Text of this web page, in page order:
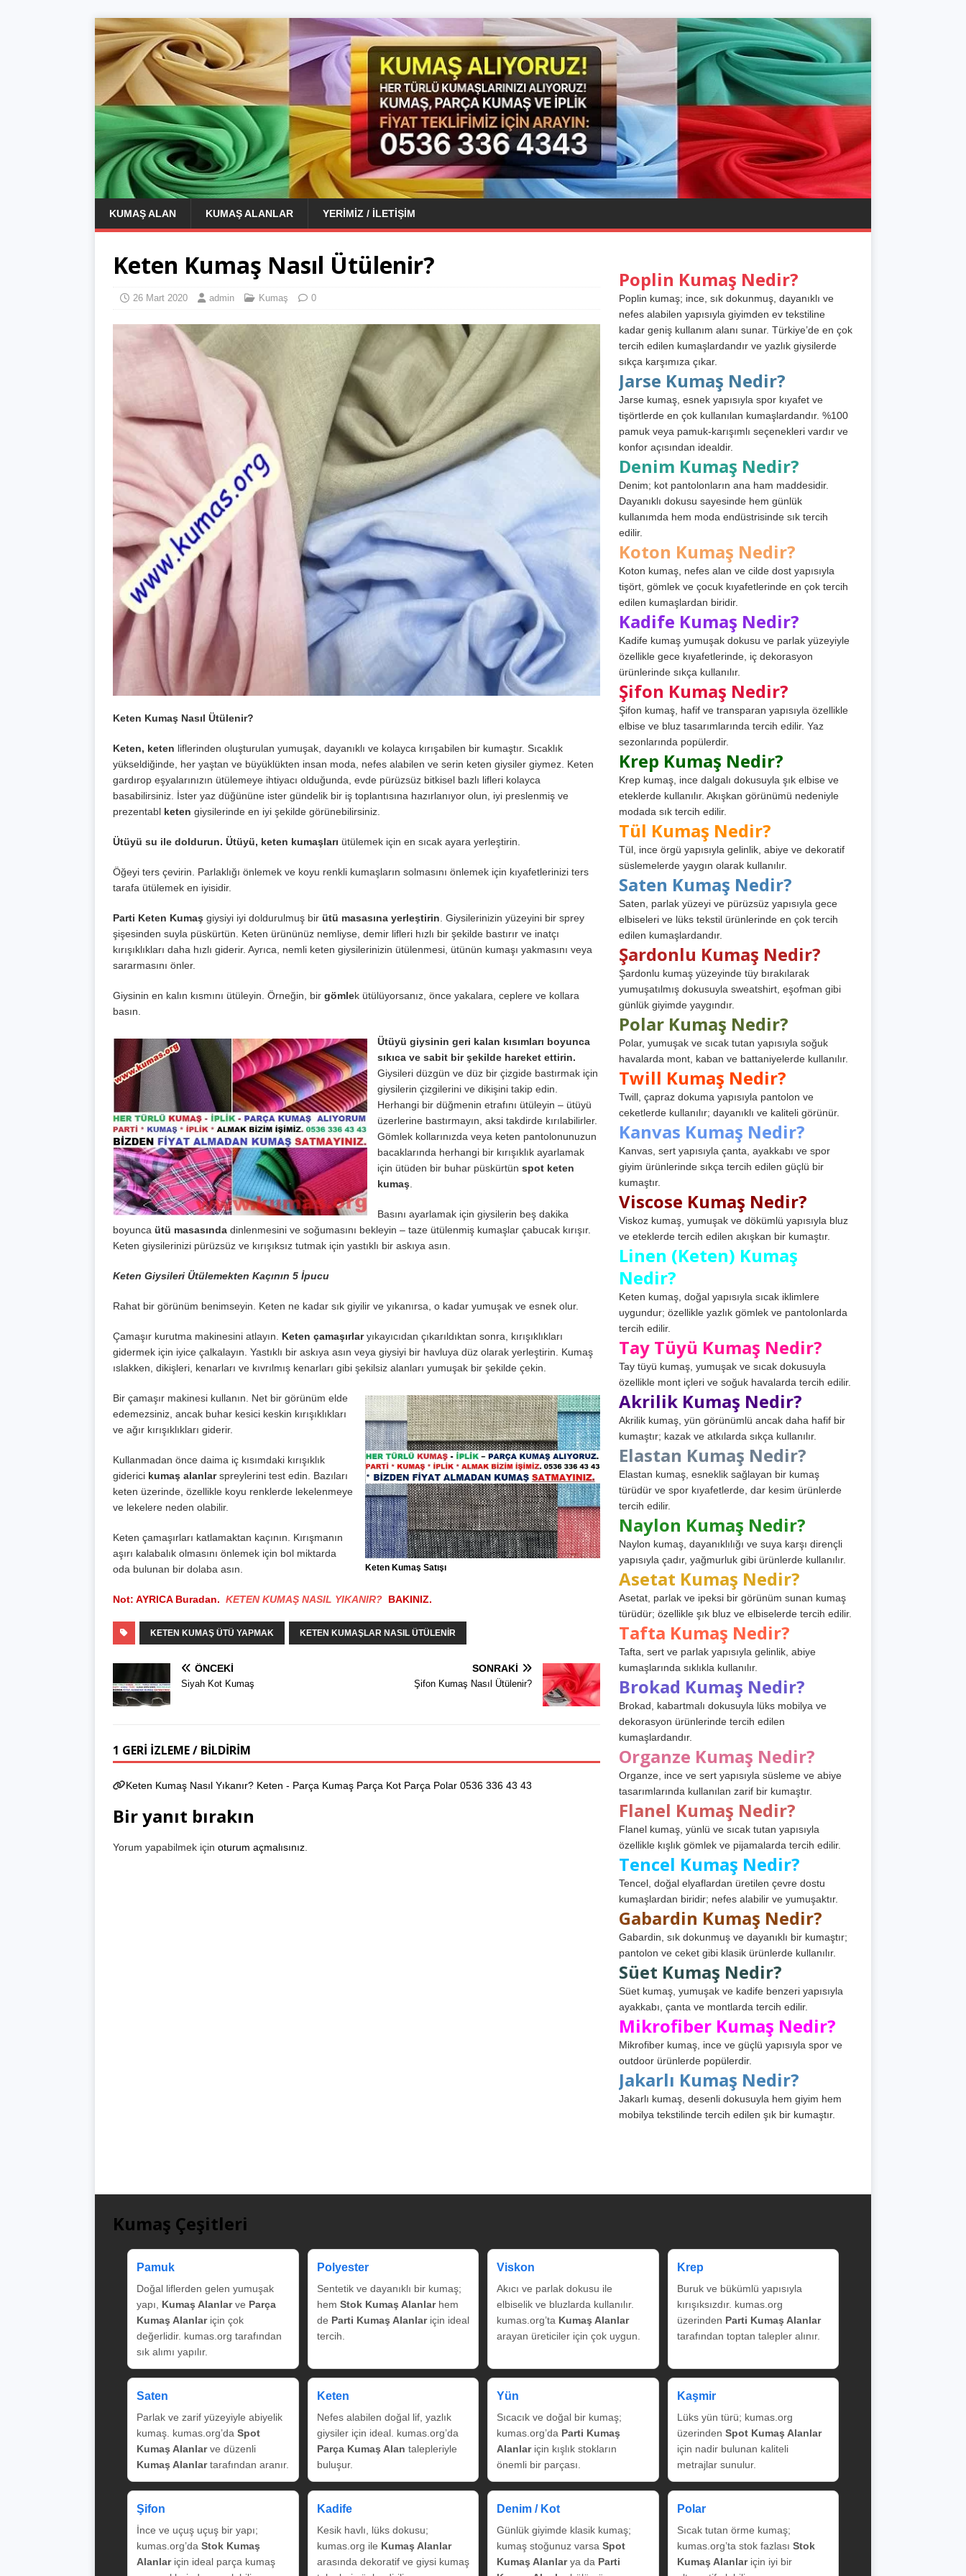
KUMAŞ ALAN KUMAŞ ALANLAR YERIMIZ / İLETIŞIM
Keten Kumaş Nasıl Ütülenir?
26 Mart 2020 admin Kumaş 0
Keten Kumaş Nasıl Ütülenir?
Keten, keten liflerinden oluşturulan yumuşak, dayanıklı ve kolayca kırışabilen bir kumaştır. Sıcaklık
yükseldiğinde, her yaştan ve büyüklükten insan moda, nefes alabilen ve serin keten giysiler giymez. Keten
gardırop eşyalarınızın ütülemeye ihtiyacı olduğunda, evde pürüzsüz bitkisel bazlı lifleri kolayca
basabilirsiniz. İster yaz düğününe ister gündelik bir iş toplantısına hazırlanıyor olun, iyi preslenmiş ve
prezentabl keten giysilerinde en iyi şekilde görünebilirsiniz.
Ütüyü su ile doldurun. Ütüyü, keten kumaşları ütülemek için en sıcak ayara yerleştirin.
Öğeyi ters çevirin. Parlaklığı önlemek ve koyu renkli kumaşların solmasını önlemek için kıyafetlerinizi ters
tarafa ütülemek en iyisidir.
Parti Keten Kumaş giysiyi iyi doldurulmuş bir ütü masasına yerleştirin . Giysilerinizin yüzeyini bir sprey
şişesinden suyla püskürtün. Keten ürününüz nemliyse, demir lifleri hızlı bir şekilde bastırır ve inatçı
kırışıklıkları daha hızlı giderir. Ayrıca, nemli keten giysilerinizin ütülenmesi, ütünün kumaşı yakmasını veya
sararmasını önler.
Giysinin en kalın kısmını ütüleyin. Örneğin, bir gömlek ütülüyorsanız, önce yakalara, ceplere ve kollara
basın.
Ütüyü giysinin geri kalan kısımları boyunca
sıkıca ve sabit bir şekilde hareket ettirin.
Giysileri düzgün ve düz bir çizgide bastırmak için
giysilerin çizgilerini ve dikişini takip edin.
Herhangi bir düğmenin etrafını ütüleyin – ütüyü
üzerlerine bastırmayın, aksi takdirde kırılabilirler.
Gömlek kollarınızda veya keten pantolonunuzun
bacaklarında herhangi bir kırışıklık ayarlamak
için ütüden bir buhar püskürtün spot keten
kumaş
Basını ayarlamak için giysilerin beş dakika
boyunca ütü masasında dinlenmesini ve soğumasını bekleyin – taze ütülenmiş kumaşlar çabucak kırışır.
Keten giysilerinizi pürüzsüz ve kırışıksız tutmak için yastıklı bir askıya asın.
Keten Giysileri Ütülemekten Kaçının 5 İpucu
Rahat bir görünüm benimseyin. Keten ne kadar sık ​​giyilir ve yıkanırsa, o kadar yumuşak ve esnek olur.
Çamaşır kurutma makinesini atlayın. Keten çamaşırlaryıkayıcıdan çıkarıldıktan sonra, kırışıklıkları
gidermek için iyice çalkalayın. Yastıklı bir askıya asın veya giysiyi bir havluya düz olarak yerleştirin. Kumaş
ıslakken, dikişleri, kenarları ve kıvrılmış kenarları gibi şekilsiz alanları yumuşak bir şekilde çekin.
Keten Kumaş Satışı
Bir çamaşır makinesi kullanın. Net bir görünüm elde
edemezsiniz, ancak buhar kesici keskin kırışıklıkları
ve ağır kırışıklıkları giderir.
Kullanmadan önce daima iç kısımdaki kırışıklık
giderici kumaş alanlarspreylerini test edin. Bazıları
keten üzerinde, özellikle koyu renklerde lekelenmeye
ve lekelere neden olabilir.
Keten çamaşırları katlamaktan kaçının. Kırışmanın
aşırı kalabalık olmasını önlemek için bol miktarda
oda bulunan bir dolaba asın.
Not: AYRICA Buradan. KETEN KUMAŞ NASIL YIKANIR? BAKINIZ.
KETEN KUMAŞ ÜTÜ YAPMAK KETEN KUMAŞLAR NASIL ÜTÜLENIR
ÖNCEKI
Siyah Kot Kumaş
SONRAKI
Şifon Kumaş Nasıl Ütülenir?
1 GERI IZLEME / BILDIRIM
Keten Kumaş Nasıl Yıkanır? Keten - Parça Kumaş Parça Kot Parça Polar 0536 336 43 43
Bir yanıt bırakın
Yorum yapabilmek için oturum açmalısınız
Poplin Kumaş Nedir?
Poplin kumaş; ince, sık dokunmuş, dayanıklı ve
nefes alabilen yapısıyla giyimden ev tekstiline
kadar geniş kullanım alanı sunar. Türkiye’de en çok
tercih edilen kumaşlardandır ve yazlık giysilerde
sıkça karşımıza çıkar.
Jarse Kumaş Nedir?
Jarse kumaş, esnek yapısıyla spor kıyafet ve
tişörtlerde en çok kullanılan kumaşlardandır. %100
pamuk veya pamuk-karışımlı seçenekleri vardır ve
konfor açısından idealdir.
Denim Kumaş Nedir?
Denim; kot pantolonların ana ham maddesidir.
Dayanıklı dokusu sayesinde hem günlük
kullanımda hem moda endüstrisinde sık tercih
edilir.
Koton Kumaş Nedir?
Koton kumaş, nefes alan ve cilde dost yapısıyla
tişört, gömlek ve çocuk kıyafetlerinde en çok tercih
edilen kumaşlardan biridir.
Kadife Kumaş Nedir?
Kadife kumaş yumuşak dokusu ve parlak yüzeyiyle
özellikle gece kıyafetlerinde, iç dekorasyon
ürünlerinde sıkça kullanılır.
Şifon Kumaş Nedir?
Şifon kumaş, hafif ve transparan yapısıyla özellikle
elbise ve bluz tasarımlarında tercih edilir. Yaz
sezonlarında popülerdir.
Krep Kumaş Nedir?
Krep kumaş, ince dalgalı dokusuyla şık elbise ve
eteklerde kullanılır. Akışkan görünümü nedeniyle
modada sık tercih edilir.
Tül Kumaş Nedir?
Tül, ince örgü yapısıyla gelinlik, abiye ve dekoratif
süslemelerde yaygın olarak kullanılır.
Saten Kumaş Nedir?
Saten, parlak yüzeyi ve pürüzsüz yapısıyla gece
elbiseleri ve lüks tekstil ürünlerinde en çok tercih
edilen kumaşlardandır.
Şardonlu Kumaş Nedir?
Şardonlu kumaş yüzeyinde tüy bırakılarak
yumuşatılmış dokusuyla sweatshirt, eşofman gibi
günlük giyimde yaygındır.
Polar Kumaş Nedir?
Polar, yumuşak ve sıcak tutan yapısıyla soğuk
havalarda mont, kaban ve battaniyelerde kullanılır.
Twill Kumaş Nedir?
Twill, çapraz dokuma yapısıyla pantolon ve
ceketlerde kullanılır; dayanıklı ve kaliteli görünür.
Kanvas Kumaş Nedir?
Kanvas, sert yapısıyla çanta, ayakkabı ve spor
giyim ürünlerinde sıkça tercih edilen güçlü bir
kumaştır.
Viscose Kumaş Nedir?
Viskoz kumaş, yumuşak ve dökümlü yapısıyla bluz
ve eteklerde tercih edilen akışkan bir kumaştır.
Linen (Keten) Kumaş
Nedir?
Keten kumaş, doğal yapısıyla sıcak iklimlere
uygundur; özellikle yazlık gömlek ve pantolonlarda
tercih edilir.
Tay Tüyü Kumaş Nedir?
Tay tüyü kumaş, yumuşak ve sıcak dokusuyla
özellikle mont içleri ve soğuk havalarda tercih edilir.
Akrilik Kumaş Nedir?
Akrilik kumaş, yün görünümlü ancak daha hafif bir
kumaştır; kazak ve atkılarda sıkça kullanılır.
Elastan Kumaş Nedir?
Elastan kumaş, esneklik sağlayan bir kumaş
türüdür ve spor kıyafetlerde, dar kesim ürünlerde
tercih edilir.
Naylon Kumaş Nedir?
Naylon kumaş, dayanıklılığı ve suya karşı dirençli
yapısıyla çadır, yağmurluk gibi ürünlerde kullanılır.
Asetat Kumaş Nedir?
Asetat, parlak ve ipeksi bir görünüm sunan kumaş
türüdür; özellikle şık bluz ve elbiselerde tercih edilir.
Tafta Kumaş Nedir?
Tafta, sert ve parlak yapısıyla gelinlik, abiye
kumaşlarında sıklıkla kullanılır.
Brokad Kumaş Nedir?
Brokad, kabartmalı dokusuyla lüks mobilya ve
dekorasyon ürünlerinde tercih edilen
kumaşlardandır.
Organze Kumaş Nedir?
Organze, ince ve sert yapısıyla süsleme ve abiye
tasarımlarında kullanılan zarif bir kumaştır.
Flanel Kumaş Nedir?
Flanel kumaş, yünlü ve sıcak tutan yapısıyla
özellikle kışlık gömlek ve pijamalarda tercih edilir.
Tencel Kumaş Nedir?
Tencel, doğal elyaflardan üretilen çevre dostu
kumaşlardan biridir; nefes alabilir ve yumuşaktır.
Gabardin Kumaş Nedir?
Gabardin, sık dokunmuş ve dayanıklı bir kumaştır;
pantolon ve ceket gibi klasik ürünlerde kullanılır.
Süet Kumaş Nedir?
Süet kumaş, yumuşak ve kadife benzeri yapısıyla
ayakkabı, çanta ve montlarda tercih edilir.
Mikrofiber Kumaş Nedir?
Mikrofiber kumaş, ince ve güçlü yapısıyla spor ve
outdoor ürünlerde popülerdir.
Jakarlı Kumaş Nedir?
Jakarlı kumaş, desenli dokusuyla hem giyim hem
mobilya tekstilinde tercih edilen şık bir kumaştır.
Kumaş Çeşitleri
Pamuk
Doğal liflerden gelen yumuşak
yapı, Kumaş Alanlarve Parça
Kumaş Alanlariçin çok
değerlidir. kumas.org tarafından
sık alımı yapılır.
Polyester
Sentetik ve dayanıklı bir kumaş;
hem Stok Kumaş Alanlarhem
de Parti Kumaş Alanlariçin ideal
tercih.
Viskon
Akıcı ve parlak dokusu ile
elbiselik ve bluzlarda kullanılır.
kumas.org’ta Kumaş Alanlar
arayan üreticiler için çok uygun.
Krep
Buruk ve bükümlü yapısıyla
kırışıksızdır. kumas.org
üzerinden Parti Kumaş Alanlar
tarafından toptan talepler alınır.
Saten
Parlak ve zarif yüzeyiyle abiyelik
kumaş. kumas.org’da Spot
Kumaş Alanlarve düzenli
Kumaş Alanlartarafından aranır.
Keten
Nefes alabilen doğal lif, yazlık
giysiler için ideal. kumas.org’da
Parça Kumaş Alan talepleriyle
buluşur.
Yün
Sıcacık ve doğal bir kumaş;
kumas.org’da Parti Kumaş
Alanlariçin kışlık stokların
önemli bir parçası.
Kaşmir
Lüks yün türü; kumas.org
üzerinden Spot Kumaş Alanlar
için nadir bulunan kaliteli
metrajlar sunulur.
Şifon
İnce ve uçuş uçuş bir yapı;
kumas.org’da Stok Kumaş
Alanlariçin ideal parça kumaş
Kadife
Kesik havlı, lüks dokusu;
kumas.org ile Kumaş Alanlar
arasında dekoratif ve giysi kumaş
Denim / Kot
Günlük giyimde klasik kumaş;
kumaş stoğunuz varsa Spot
Kumaş Alanlarya da Parti
Polar
Sıcak tutan örme kumaş;
kumas.org’ta stok fazlası Stok
Kumaş Alanlariçin iyi bir